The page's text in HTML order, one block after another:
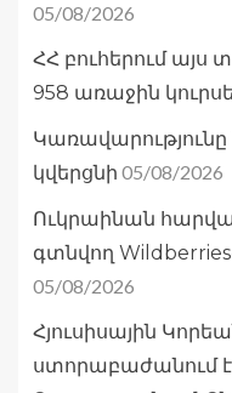
05/08/2026
ՀՀ բուհերում այս
958 առաջին
Կառավարությունը
կվերցնի 05/08/2026
Ուկրաինան
գտնվող
05/08/2026
Հյուսիսային
ստորաբաժանում